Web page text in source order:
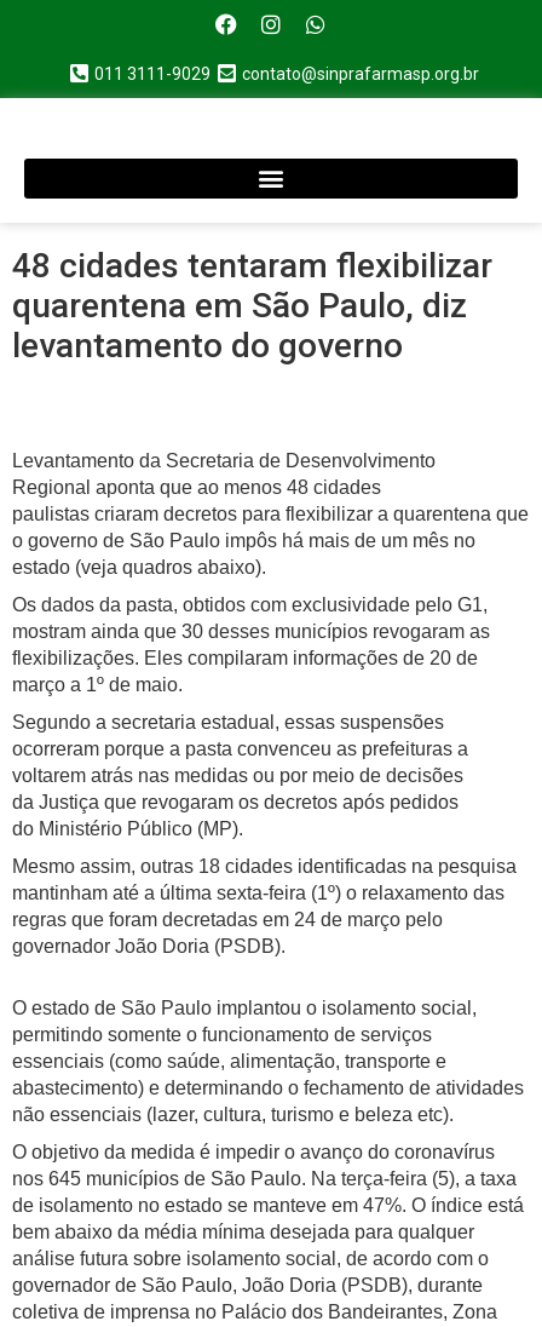
011 3111-9029 contato@sinprafarmasp.org.br
48 cidades tentaram flexibilizar
quarentena em São Paulo, diz
levantamento do governo
Levantamento da Secretaria de Desenvolvimento
Regional aponta que ao menos 48 cidades
paulistas criaram decretos para flexibilizar a quarentena que
o governo de São Paulo impôs há mais de um mês no
estado (veja quadros abaixo).
Os dados da pasta, obtidos com exclusividade pelo G1,
mostram ainda que 30 desses municípios revogaram as
flexibilizações. Eles compilaram informações de 20 de
março a 1º de maio.
Segundo a secretaria estadual, essas suspensões
ocorreram porque a pasta convenceu as prefeituras a
voltarem atrás nas medidas ou por meio de decisões
da Justiça que revogaram os decretos após pedidos
do Ministério Público (MP).
Mesmo assim, outras 18 cidades identificadas na pesquisa
mantinham até a última sexta-feira (1º) o relaxamento das
regras que foram decretadas em 24 de março pelo
governador João Doria (PSDB).
O estado de São Paulo implantou o isolamento social,
permitindo somente o funcionamento de serviços
essenciais (como saúde, alimentação, transporte e
abastecimento) e determinando o fechamento de atividades
não essenciais (lazer, cultura, turismo e beleza etc).
O objetivo da medida é impedir o avanço do coronavírus
nos 645 municípios de São Paulo. Na terça-feira (5), a taxa
de isolamento no estado se manteve em 47%. O índice está
bem abaixo da média mínima desejada para qualquer
análise futura sobre isolamento social, de acordo com o
governador de São Paulo, João Doria (PSDB), durante
coletiva de imprensa no Palácio dos Bandeirantes, Zona